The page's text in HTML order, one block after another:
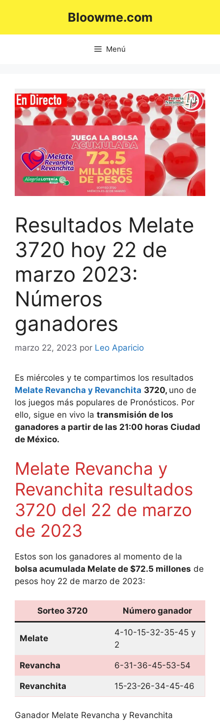
Bloowme.com
Menú
Resultados Melate
3720 hoy 22 de
marzo 2023:
Números
ganadores
marzo 22, 2023 por Leo Aparicio
Es miércoles y te compartimos los resultados
Melate Revancha y Revanchita 3720, uno de
los juegos más populares de Pronósticos. Por
ello, sigue en vivo la transmisión de los
ganadores a partir de las 21:00 horas Ciudad
de México.
Melate Revancha y
Revanchita resultados
3720 del 22 de marzo
de 2023
Estos son los ganadores al momento de la
bolsa acumulada Melate de $72.5 millones de
pesos hoy 22 de marzo de 2023:
Sorteo 3720 Número ganador
Melate
4-10-15-32-35-45 y
2
Revancha 6-31-36-45-53-54
Revanchita 15-23-26-34-45-46
Ganador Melate Revancha y Revanchita